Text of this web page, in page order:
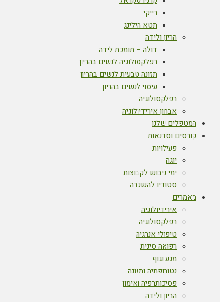
רייקי
תטא הילינג
הריון ולידה
דולה – תומכת לידה
רפלקסולוגיה לנשים בהריון
תזונה טבעית לנשים בהריון
עיסוי לנשים בהריון
רפלקסולוגיה
אבחון אירידיולוגיה
המטפלים שלנו
קורסים וסדנאות
פעילויות
יוגה
ימי גיבוש לקבוצות
סטודיו להשכרה
מאמרים
אירידיולוגיה
רפלקסולוגיה
טיפולי אנרגיה
רפואה סינית
מגע וגוף
נטורופתיה ותזונה
פסיכותרפיה ואימון
הריון ולידה